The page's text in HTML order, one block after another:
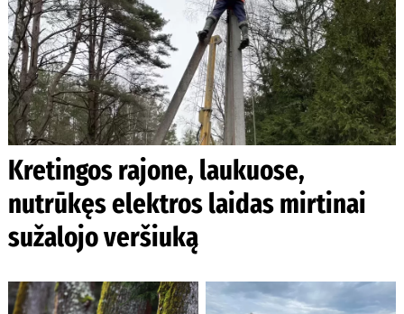
Kretingos rajone, laukuose,
nutrūkęs elektros laidas mirtinai
sužalojo veršiuką